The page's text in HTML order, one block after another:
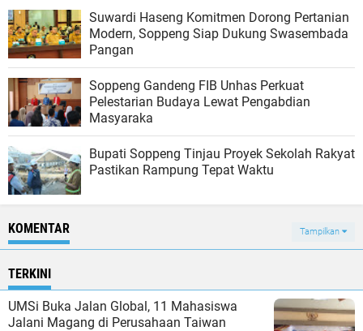
Suwardi Haseng Komitmen Dorong Pertanian
Modern, Soppeng Siap Dukung Swasembada
Pangan
Soppeng Gandeng FIB Unhas Perkuat
Pelestarian Budaya Lewat Pengabdian
Masyaraka
Bupati Soppeng Tinjau Proyek Sekolah Rakyat
Pastikan Rampung Tepat Waktu
KOMENTAR Tampilkan
TERKINI
UMSi Buka Jalan Global, 11 Mahasiswa
Jalani Magang di Perusahaan Taiwan